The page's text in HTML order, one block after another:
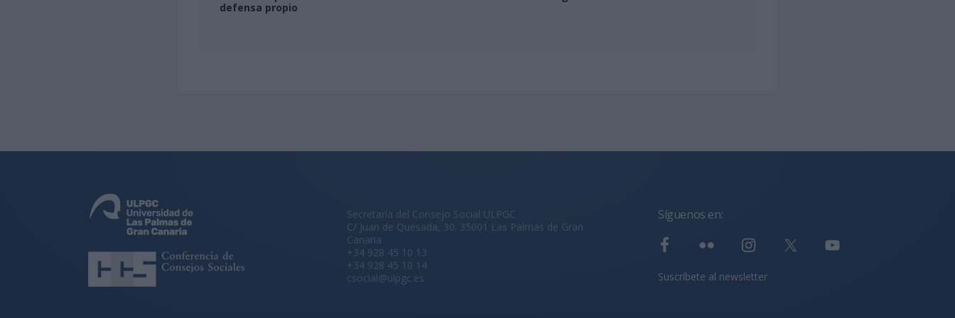
defensa propio
Secretaría del Consejo Social ULPGC
C/ Juan de Quesada, 30. 35001 Las Palmas de Gran
Canaria
+34 928 45 10 13
+34 928 45 10 14
csocial@ulpgc.es
Síguenos en:
Suscríbete al newsletter